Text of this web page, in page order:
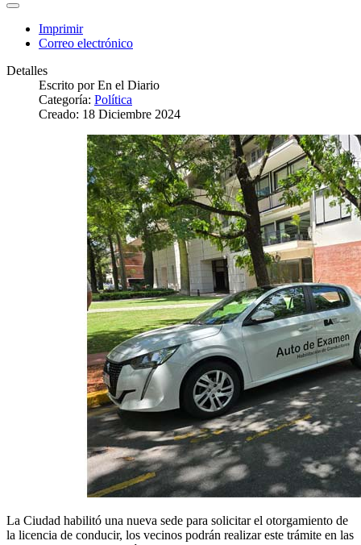
Imprimir
Correo electrónico
Detalles
Escrito porEn el Diario
Categoría: Política
Creado: 18 Diciembre 2024
La Ciudad habilitó una nueva sede para solicitar el otorgamiento de
la licencia de conducir, los vecinos podrán realizar este trámite en las